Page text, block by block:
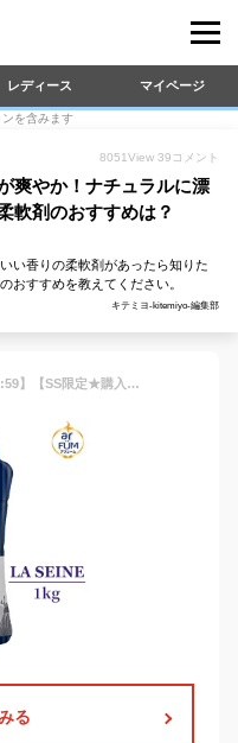
レディース マイページ
を含みます
8051View 39 コメント
爽やか！ナチュラルに漂
軟剤のおすすめは？
い香りの柔軟剤があったら知りた
おすすめを教えてください。
キテミヨ-kitemiyo-編集部
【期間限定】【12/4 20:00-12/11 1:59】【SS限定★購入金額特典あり】【公式】arFUM アフューム 香りビーズ 大容量 メガボトル 1kg 約40回分 ラ・セーヌ ミントの香り アロマビーズ 吸水力UP フレグランス 洗濯ビーズ 香水
る